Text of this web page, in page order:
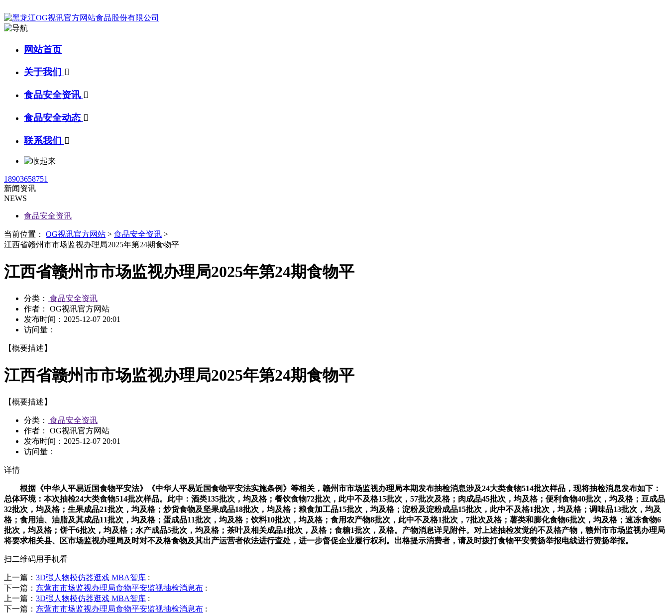
网站首页
关于我们 
食品安全资讯 
食品安全动态 
联系我们 
18903658751
新闻资讯
NEWS
食品安全资讯
当前位置： OG视讯官方网站 > 食品安全资讯 >
江西省赣州市市场监视办理局2025年第24期食物平
江西省赣州市市场监视办理局2025年第24期食物平
分类：
食品安全资讯
作者： OG视讯官方网站
发布时间： 2025-12-07 20:01
访问量：
【概要描述】
江西省赣州市市场监视办理局2025年第24期食物平
【概要描述】
分类：
食品安全资讯
作者： OG视讯官方网站
发布时间： 2025-12-07 20:01
访问量：
详情
根据《中华人平易近国食物平安法》《中华人平易近国食物平安法实施条例》等相关，赣州市市场监视办理局本期发布抽检消息涉及24大类食物514批次样品，现将抽检消息发布如下：
总体环境：本次抽检24大类食物514批次样品。此中：酒类135批次，均及格；餐饮食物72批次，此中不及格15批次，57批次及格；肉成品45批次，均及格；便利食物40批次，均及格；豆成品
32批次，均及格；生果成品21批次，均及格；炒货食物及坚果成品18批次，均及格；粮食加工品15批次，均及格；淀粉及淀粉成品15批次，此中不及格1批次，均及格；调味品13批次，均及
格；食用油、油脂及其成品11批次，均及格；蛋成品11批次，均及格；饮料10批次，均及格；食用农产物8批次，此中不及格1批次，7批次及格；薯类和膨化食物6批次，均及格；速冻食物6
批次，均及格；饼干6批次，均及格；水产成品5批次，均及格；茶叶及相关成品1批次，及格；食糖1批次，及格。产物消息详见附件。对上述抽检发觉的不及格产物，赣州市市场监视办理局
将要求相关县、区市场监视办理局及时对不及格食物及其出产运营者依法进行查处，进一步督促企业履行权利。出格提示消费者，请及时拨打食物平安赞扬举报电线进行赞扬举报。
扫二维码用手机看
上一篇： 3D强人物模仿器逛戏 MBA智库 :
下一篇： 东营市市场监视办理局食物平安监视抽检消息布 :
上一篇： 3D强人物模仿器逛戏 MBA智库 :
下一篇： 东营市市场监视办理局食物平安监视抽检消息布 :